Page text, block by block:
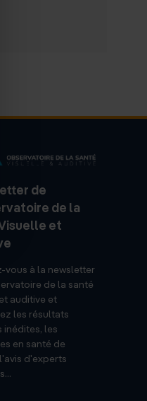
de
de la
et
vous à la newsletter
de la santé
auditive et
les résultats
inédites, les
en santé de
d'experts